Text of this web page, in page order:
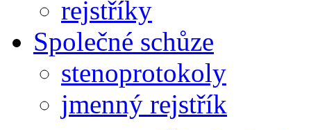
rejstříky
Společné schůze
stenoprotokoly
jmenný rejstřík